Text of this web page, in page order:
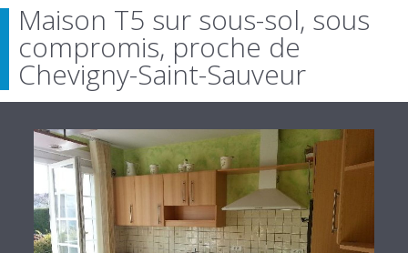
Maison T5 sur sous-sol, sous
compromis, proche de
Chevigny-Saint-Sauveur